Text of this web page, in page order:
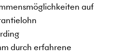
auf
durch erfahrene